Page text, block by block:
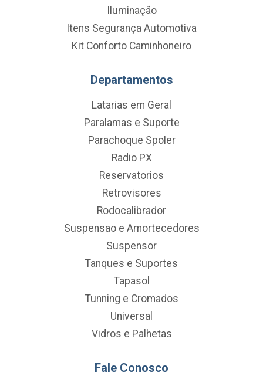
Iluminação
Itens Segurança Automotiva
Kit Conforto Caminhoneiro
Departamentos
Latarias em Geral
Paralamas e Suporte
Parachoque Spoler
Radio PX
Reservatorios
Retrovisores
Rodocalibrador
Suspensao e Amortecedores
Suspensor
Tanques e Suportes
Tapasol
Tunning e Cromados
Universal
Vidros e Palhetas
Fale Conosco